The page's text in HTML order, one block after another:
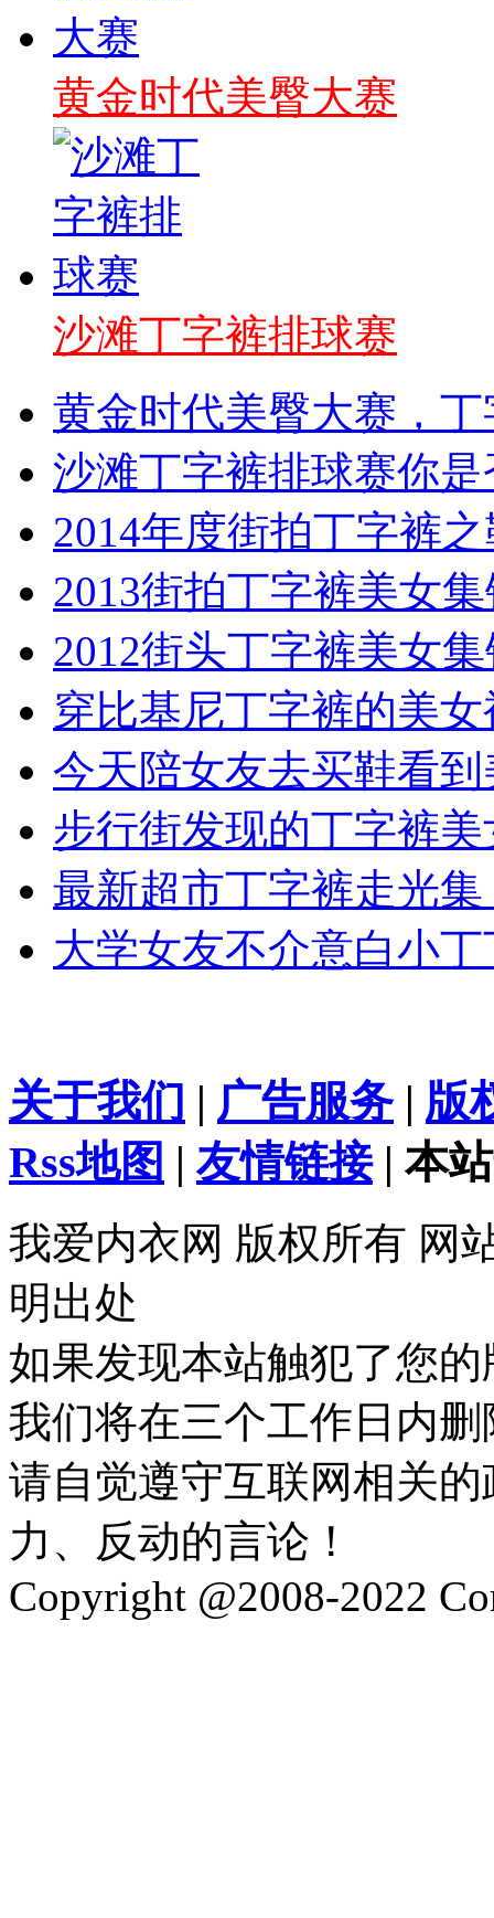
黄金时代美臀大赛
沙滩丁字裤排球赛
黄金时代美臀大赛，丁
沙滩丁字裤排球赛你是
2014年度街拍丁字裤
2013街拍丁字裤美女
2012街头丁字裤美女
穿比基尼丁字裤的美
今天陪女友去买鞋看到
步行街发现的丁字裤美
最新超市丁字裤走光集
大学女友不介意白小丁
关于我们 | 广告服务| 版
Rss地图 |友情链接| 本
我爱内衣网 版权所有 网
明出处
如果发现本站触犯了您
我们将在三个工作日内删
请自觉遵守互联网相关
力、反动的言论！
Copyright @2008-2022